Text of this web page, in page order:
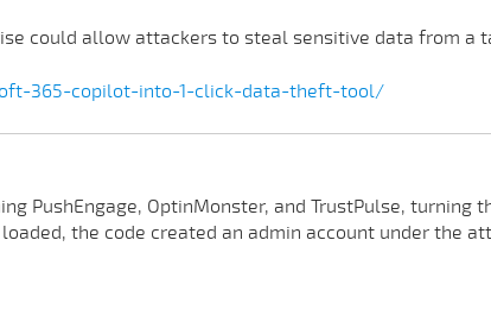
could allow attackers to steal sensitive data from a
365-copilot-into-1-click-data-theft-tool/
PushEngage, OptinMonster, and TrustPulse, turning
the code created an admin account under the